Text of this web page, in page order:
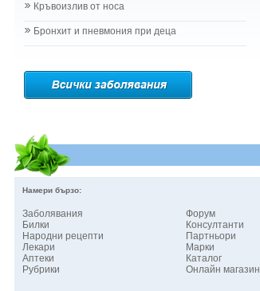
Кръвоизлив от носа
Бронхит и пневмония при деца
Намери бързо:
Заболявания
Билки
Народни рецепти
Лекари
Аптеки
Рубрики
Форум
Консултанти
Партньори
Марки
Каталог
Онлайн магазин